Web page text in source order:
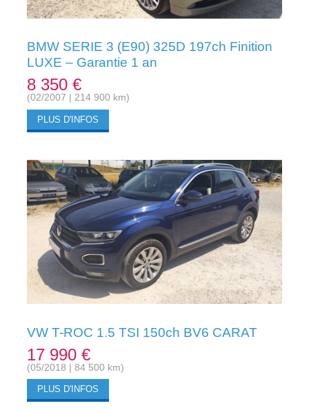
BMW SERIE 3 (E90) 325D 197ch Finition
LUXE – Garantie 1 an
8 350 €
(02/2007 | 214 900 km)
PLUS D'INFOS
VW T-ROC 1.5 TSI 150ch BV6 CARAT
17 990 €
(05/2018 | 84 500 km)
PLUS D'INFOS